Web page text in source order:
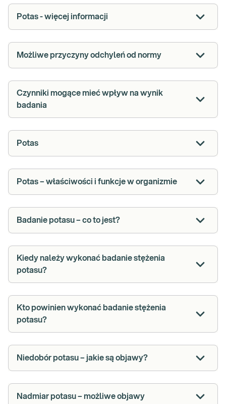
Potas - więcej informacji
Możliwe przyczyny odchyleń od normy
Czynniki mogące mieć wpływ na wynik
badania
Potas
Potas – właściwości i funkcje w organizmie
Badanie potasu – co to jest?
Kiedy należy wykonać badanie stężenia
potasu?
Kto powinien wykonać badanie stężenia
potasu?
Niedobór potasu – jakie są objawy?
Nadmiar potasu – możliwe objawy